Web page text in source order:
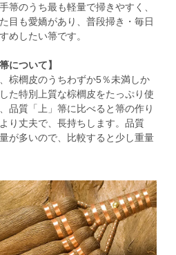
箒のうち最も軽量で掃きやすく、
目も愛嬌があり、普段掃き・毎日
めしたい箒です。
について】
棕櫚皮のうちわずか5％未満しか
た特別上質な棕櫚皮をたっぷり使
品質「上」箒に比べると箒の作り
り丈夫で、長持ちします。品質
が多いので、比較すると少し重量